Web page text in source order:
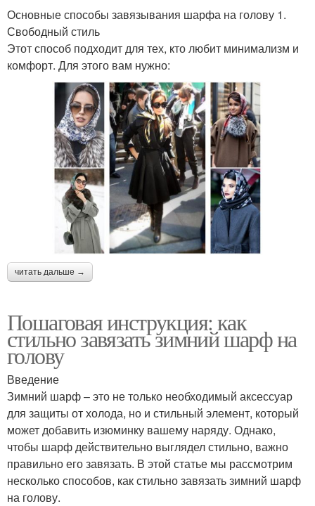
Основные способы завязывания шарфа на голову 1.
Свободный стиль
Этот способ подходит для тех, кто любит минимализм и
комфорт. Для этого вам нужно:
читать дальше →
Пошаговая инструкция: как
стильно завязать зимний шарф на
голову
Введение
Зимний шарф – это не только необходимый аксессуар
для защиты от холода, но и стильный элемент, который
может добавить изюминку вашему наряду. Однако,
чтобы шарф действительно выглядел стильно, важно
правильно его завязать. В этой статье мы рассмотрим
несколько способов, как стильно завязать зимний шарф
на голову.